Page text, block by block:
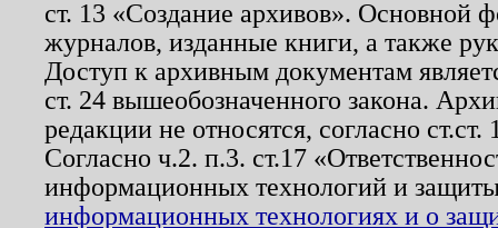
ст. 13 «Создание архивов». Основной
журналов, изданные книги, а также
Доступ к архивным документам
ст. 24 вышеобозначенного закона.
редакции не относятся, согласно
Согласно ч.2. п.3. ст.17
информационных технологий и
информационных технологиях и о